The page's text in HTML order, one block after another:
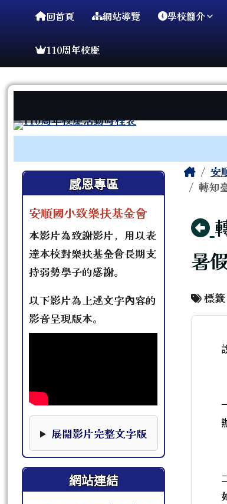
臺南市安順國小
導覽列回首頁 網站導覽 學校簡介
110周年校慶
左邊區域內容
感恩專區
安順國小致樂扶基金會
本影片為致謝影片，用以表
達本校對樂扶基金會長期支
持弱勢學子的感謝。
以下影片為上述文字內容的
影音呈現版本。
本影片下方提供完整文字版，可作為影片
展開影片完整文字版
網站連結
主內
Home
安
轉知
暑
標籤
頁尾區域